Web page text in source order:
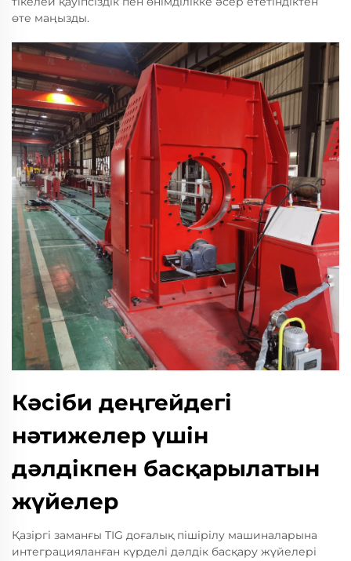
өте маңызды.
Кәсіби деңгейдегі
нәтижелер үшін
дәлдікпен басқарылатын
жүйелер
Қазіргі заманғы TIG доғалық пішірілу машиналарына
интеграцияланған күрделі дәлдік басқару жүйелері